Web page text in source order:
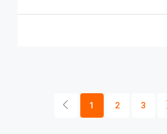
1 2 3